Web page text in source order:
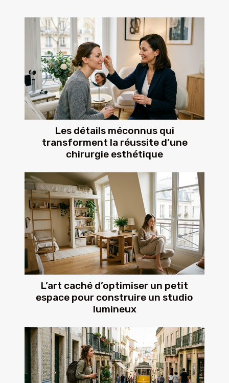
Les détails méconnus qui
transforment la réussite d’une
chirurgie esthétique
L’art caché d’optimiser un petit
espace pour construire un studio
lumineux